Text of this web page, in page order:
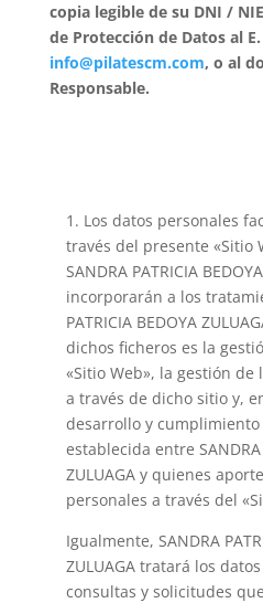
copia legible de su DNI /
de Protección de Datos al
info@pilatescm.com, o al
Responsable.
1. Los datos personales
través del presente «Sitio
SANDRA PATRICIA
incorporarán a los
PATRICIA BEDOYA
dichos ficheros es la
«Sitio Web», la gestión de
a través de dicho sitio y,
desarrollo y
establecida entre SANDRA
ZULUAGA y quienes
personales a través del
Igualmente, SANDRA
ZULUAGA tratará los
consultas y solicitudes